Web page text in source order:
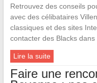
Retrouvez des conseils
avec des célibataires
classiques et des sites
contacter des Blacks
Lire la suite
Faire une